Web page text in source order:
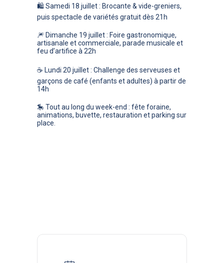
🛍️Samedi 18 juillet: Brocante & vide-greniers,
puis spectacle de variétés gratuit dès 21h
🎆 Dimanche 19 juillet: Foire gastronomique,
artisanale et commerciale, parade musicale et
feu d’artifice à 22h
☕ Lundi 20 juillet: Challenge des serveuses et
garçons de café (enfants et adultes) à partir de
14h
🎠 Tout au long du week-end : fête foraine,
animations, buvette, restauration et parking sur
place.